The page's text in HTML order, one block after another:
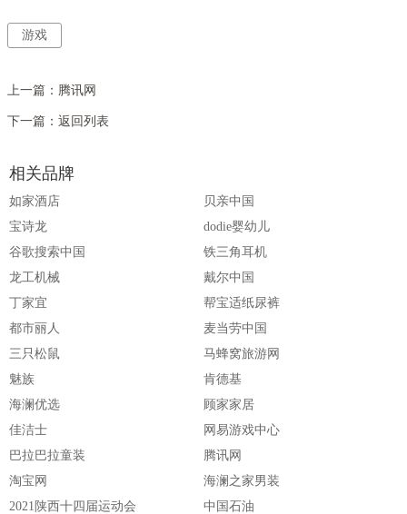
游戏
上一篇： 腾讯网
下一篇： 返回列表
相关品牌
如家酒店
贝亲中国
宝诗龙
dodie婴幼儿
谷歌搜索中国
铁三角耳机
龙工机械
戴尔中国
丁家宜
帮宝适纸尿裤
都市丽人
麦当劳中国
三只松鼠
马蜂窝旅游网
魅族
肯德基
海澜优选
顾家家居
佳洁士
网易游戏中心
巴拉巴拉童装
腾讯网
淘宝网
海澜之家男装
2021陕西十四届运动会
中国石油